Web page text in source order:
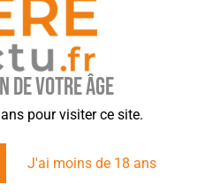
de votre âge
pour visiter ce site.
J'ai moins de 18 ans
distribution pour
premières